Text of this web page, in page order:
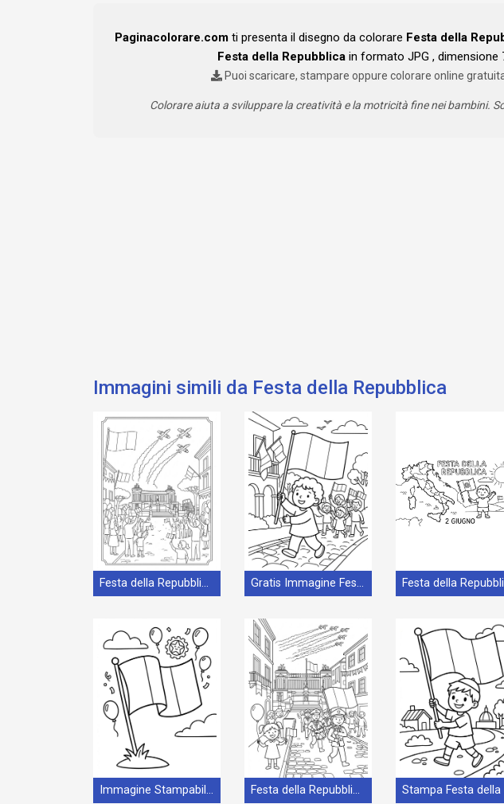
Paginacolorare.com ti presenta il disegno da colorare Festa della
Festa della Repubblicain formato JPG , dimensione
Puoi scaricare, stampare oppure colorare online
Colorare aiuta a sviluppare la creatività e la motricità fine nei bambini.
Immagini simili da Festa della Repubblica
Festa della Repubblica per Bimbi Gratis Immagine Festa della Repubblica
Immagine Stampabile Festa della Repubblica Festa della Repubblica Stampabile